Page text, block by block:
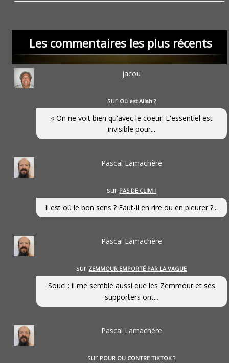
Les commentaires les plus récents
jacou
sur Où est Allah ?
« On ne voit bien qu'avec le coeur. L'essentiel est
invisible pour...
Pascal Lamachère
sur PAS DE CLIM !
Il est où le bon sens ? Faut-il en rire ou en pleurer ?...
Pascal Lamachère
sur ZEMMOUR EMPORTÉ PAR LA VAGUE
Souci : il me semble aussi que les Zemmour et ses
supporters ont...
Pascal Lamachère
sur POUR OU CONTRE TIKTOK ?